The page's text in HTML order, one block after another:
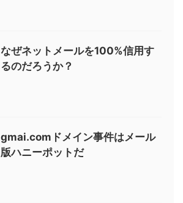
なぜネットメールを100%信用す
るのだろうか？
gmai.comドメイン事件はメール
版ハニーポットだ